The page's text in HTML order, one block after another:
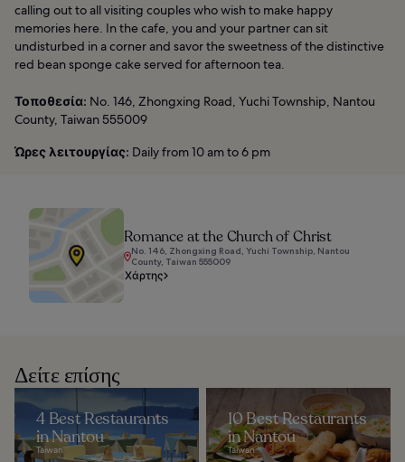
calling out to all visiting couples who wish to make happy
memories here. In the cafe, you and your partner can sit
undisturbed in a corner and savor the sweetness of the distinctive
red bean sponge cake served for afternoon tea.
Τοποθεσία: No. 146, Zhongxing Road, Yuchi Township, Nantou
County, Taiwan 555009
Ώρες λειτουργίας: Daily from 10 am to 6 pm
Romance at the Church of Christ
No. 146, Zhongxing Road, Yuchi Township, Nantou
County, Taiwan 555009
Χάρτης
Δείτε επίσης
4 Best Restaurants
in Nantou
Taiwan
10 Best Restaurants
in Nantou
Taiwan